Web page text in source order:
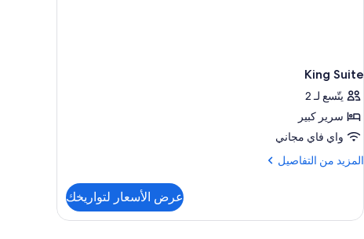
King Suite
يتّسع لـ 2
سرير كبير
واي فاي مجاني
المزيد من التفاصيل
المزيد
King
عرض الأسعار لتواريخك